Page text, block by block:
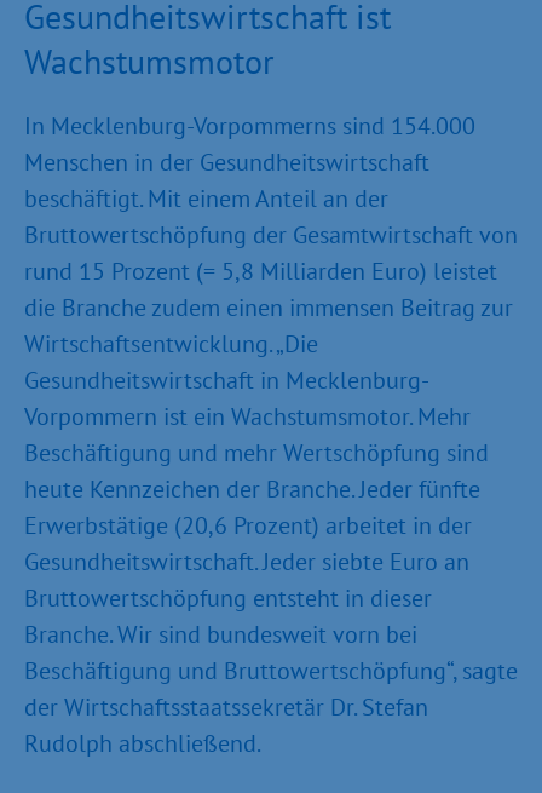
Gesundheitswirtschaft ist
Wachstumsmotor
In Mecklenburg-Vorpommerns sind 154.000
Menschen in der Gesundheitswirtschaft
beschäftigt. Mit einem Anteil an der
Bruttowertschöpfung der Gesamtwirtschaft von
rund 15 Prozent (= 5,8 Milliarden Euro) leistet
die Branche zudem einen immensen Beitrag zur
Wirtschaftsentwicklung. „Die
Gesundheitswirtschaft in Mecklenburg-
Vorpommern ist ein Wachstumsmotor. Mehr
Beschäftigung und mehr Wertschöpfung sind
heute Kennzeichen der Branche. Jeder fünfte
Erwerbstätige (20,6 Prozent) arbeitet in der
Gesundheitswirtschaft. Jeder siebte Euro an
Bruttowertschöpfung entsteht in dieser
Branche. Wir sind bundesweit vorn bei
Beschäftigung und Bruttowertschöpfung“, sagte
der Wirtschaftsstaatssekretär Dr. Stefan
Rudolph abschließend.